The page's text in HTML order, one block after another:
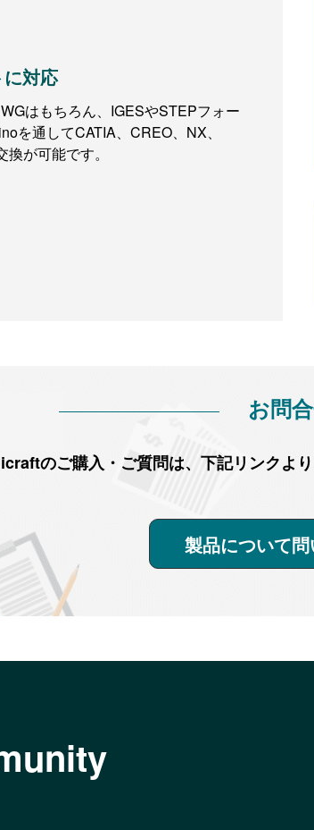
対応
はもちろん、IGESやSTEPフォー
を通してCATIA、CREO、NX、
が可能です。
お問
のご購入・ご質問は、下記リンクよ
製品について